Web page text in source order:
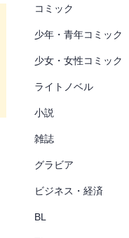
コミック
少年・青年コミック
少女・女性コミック
ライトノベル
小説
雑誌
グラビア
ビジネス・経済
BL